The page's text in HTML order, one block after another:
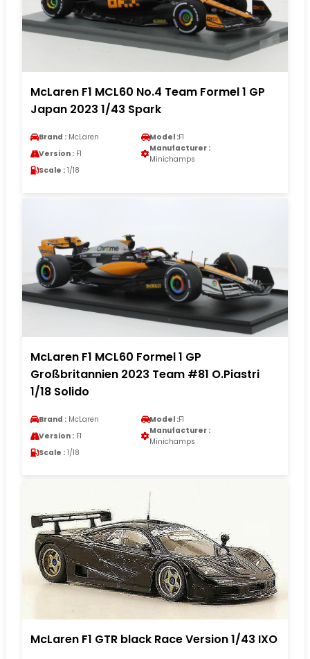
McLaren F1 MCL60 No.4 Team Formel 1 GP
Japan 2023 1/43 Spark
Brand : McLaren Model :F1
Version : F1
Manufacturer :
Minichamps
Scale : 1/18
McLaren F1 MCL60 Formel 1 GP
Großbritannien 2023 Team #81 O.Piastri
1/18 Solido
Brand : McLaren Model :F1
Version : F1
Manufacturer :
Minichamps
Scale : 1/18
McLaren F1 GTR black Race Version 1/43 IXO